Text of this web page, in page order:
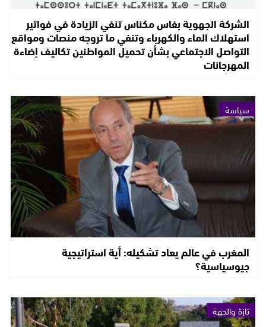
الشركة الجهوية بفاس مكناس تنفي الزيادة في فواتير
استهلاك الماء والكهرباء وتنفي ما تروجه منصات ومواقع
التواصل الاجتماعي بشأن تحميل المواطنين تكاليف إضاءة
المهرجانات
سياسة
المغرب في عالم يعاد تشكيله: أية استراتيجية
جيوسياسية؟
تازة والجهة